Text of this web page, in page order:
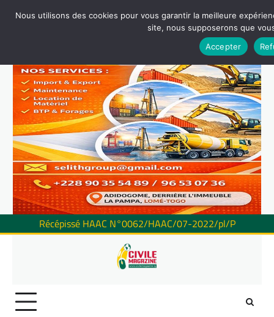
Récépissé HAAC N°0062/HAAC/07-2022/pl/P
Nous utilisons des cookies pour vous garantir la meilleure
site, nous supposerons que
Accepter